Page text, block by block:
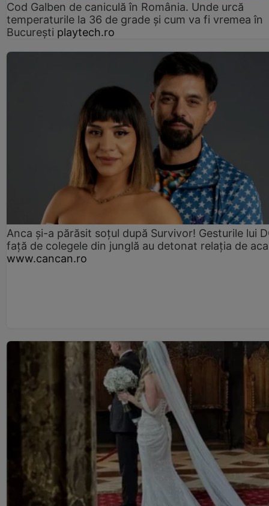
Cod Galben de caniculă în România. Unde urcă
temperaturile la 36 de grade și cum va fi vremea în
București playtech.ro
Anca și-a părăsit soțul după Survivor! Gesturile lui
față de colegele din junglă au detonat relația de
www.cancan.ro